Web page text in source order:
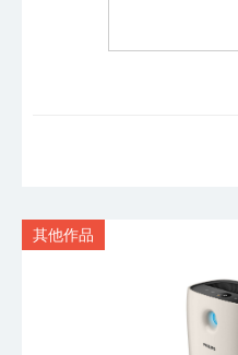
其他作品